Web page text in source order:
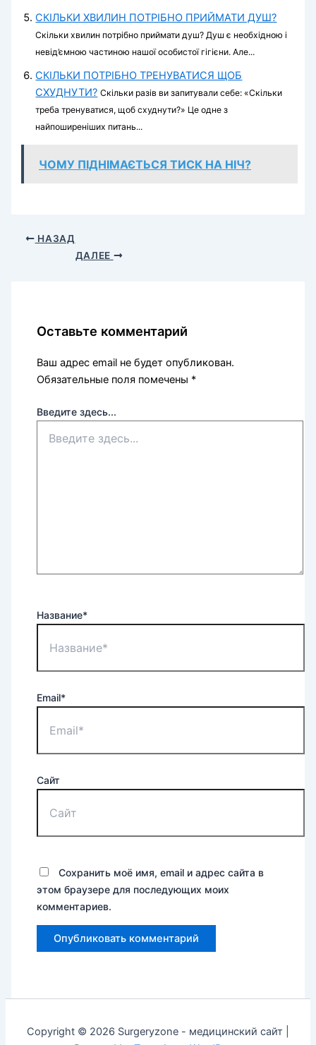
СКІЛЬКИ ХВИЛИН ПОТРІБНО ПРИЙМАТИ ДУШ?
Скільки хвилин потрібно приймати душ? Душ є необхідною і
невід’ємною частиною нашої особистої гігієни. Але...
СКІЛЬКИ ПОТРІБНО ТРЕНУВАТИСЯ ЩОБ
СХУДНУТИ? Скільки разів ви запитували себе: «Скільки
треба тренуватися, щоб схуднути?» Це одне з
найпоширеніших питань...
ЧОМУ ПІДНІМАЄТЬСЯ ТИСК НА НІЧ?
НАЗАД
ДАЛЕЕ
Оставьте комментарий
Ваш адрес email не будет опубликован.
Обязательные поля помечены *
Введите здесь...
Название*
Email*
Сайт
Сохранить моё имя, email и адрес сайта в
этом браузере для последующих моих
комментариев.
Copyright © 2026 Surgeryzone - медицинский сайт |